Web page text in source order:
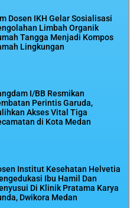
Dosen IKH Gelar Sosialisasi
Limbah Organik
Tangga Menjadi Kompos
Lingkungan
I/BB Resmikan
Perintis Garuda,
Akses Vital Tiga
di Kota Medan
Institut Kesehatan Helvetia
Ibu Hamil Dan
Di Klinik Pratama Karya
Dwikora Medan